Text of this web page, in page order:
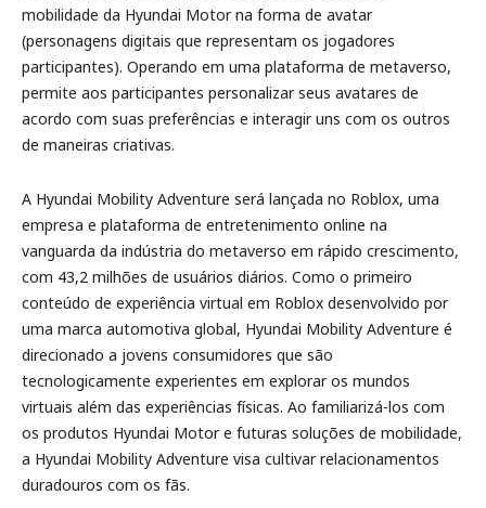
mobilidade da Hyundai Motor na forma de avatar
(personagens digitais que representam os jogadores
participantes). Operando em uma plataforma de metaverso,
permite aos participantes personalizar seus avatares de
acordo com suas preferências e interagir uns com os outros
de maneiras criativas.
A Hyundai Mobility Adventure será lançada no Roblox, uma
empresa e plataforma de entretenimento online na
vanguarda da indústria do metaverso em rápido crescimento,
com 43,2 milhões de usuários diários. Como o primeiro
conteúdo de experiência virtual em Roblox desenvolvido por
uma marca automotiva global, Hyundai Mobility Adventure é
direcionado a jovens consumidores que são
tecnologicamente experientes em explorar os mundos
virtuais além das experiências físicas. Ao familiarizá-los com
os produtos Hyundai Motor e futuras soluções de mobilidade,
a Hyundai Mobility Adventure visa cultivar relacionamentos
duradouros com os fãs.